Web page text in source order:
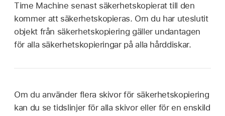
Time Machine senast säkerhetskopierat till den
kommer att säkerhetskopieras. Om du har uteslutit
objekt från säkerhetskopiering gäller undantagen
för alla säkerhetskopieringar på alla hårddiskar.
Om du använder flera skivor för säkerhetskopiering
kan du se tidslinjer för alla skivor eller för en enskild